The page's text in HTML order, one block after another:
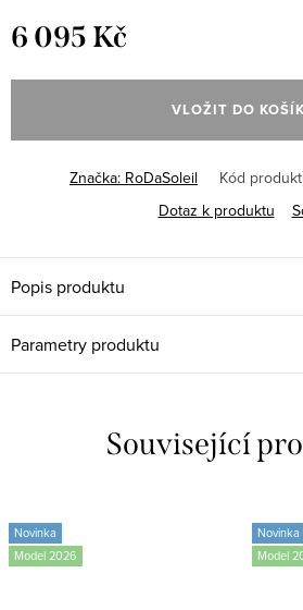
6 095 Kč
cena:
VLOŽIT DO
Značka: RoDaSoleil Kód
Dotaz k produktu
Popis produktu
Parametry produktu
Související
Novinka
Model 2026
Novinka
Model